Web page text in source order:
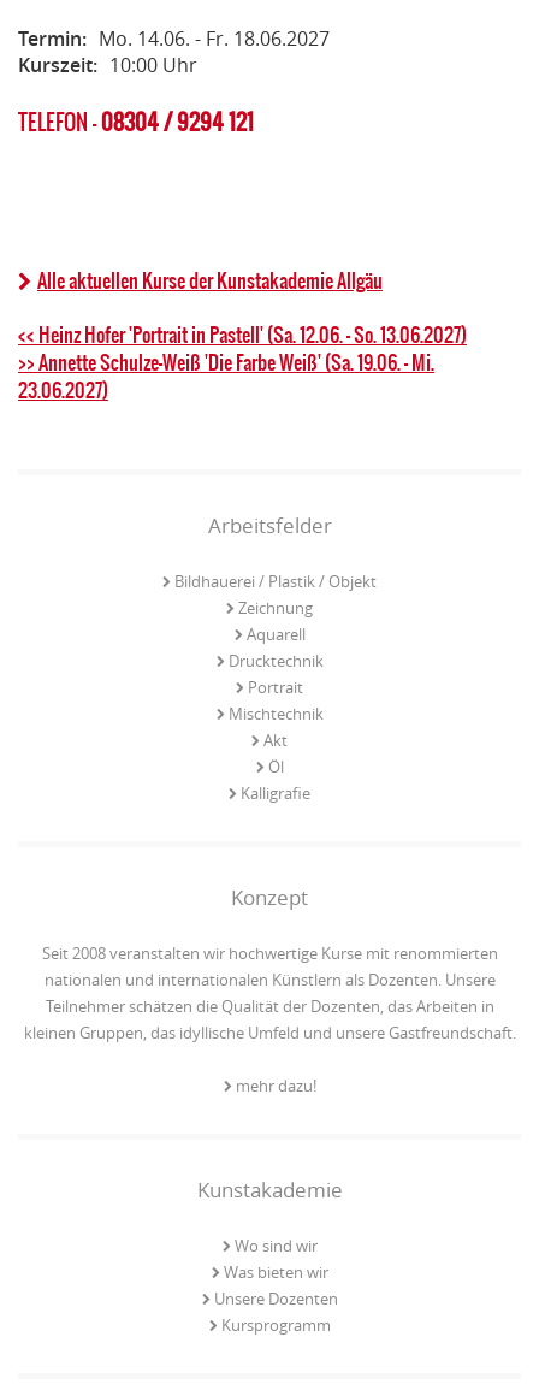
Termin: Mo. 14.06. - Fr. 18.06.2027
Kurszeit: 10:00 Uhr
TELEFON -08304 / 9294 121
Alle aktuellen Kurse der Kunstakademie Allgäu
<< Heinz Hofer 'Portrait in Pastell' (Sa. 12.06. - So. 13.06.2027)
>> Annette Schulze-Weiß 'Die Farbe Weiß' (Sa. 19.06. - Mi.
23.06.2027)
Arbeitsfelder
Bildhauerei / Plastik / Objekt
Zeichnung
Aquarell
Drucktechnik
Portrait
Mischtechnik
Akt
Öl
Kalligrafie
Konzept
Seit 2008 veranstalten wir hochwertige Kurse mit renommierten
nationalen und internationalen Künstlern als Dozenten. Unsere
Teilnehmer schätzen die Qualität der Dozenten, das Arbeiten in
kleinen Gruppen, das idyllische Umfeld und unsere Gastfreundschaft.
mehr dazu!
Kunstakademie
Wo sind wir
Was bieten wir
Unsere Dozenten
Kursprogramm